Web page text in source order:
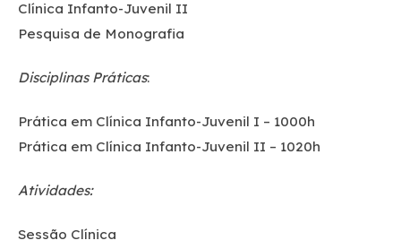
Clínica Infanto-Juvenil II
Pesquisa de Monografia
Disciplinas Práticas:
Prática em Clínica Infanto-Juvenil I – 1000h
Prática em Clínica Infanto-Juvenil II – 1020h
Atividades:
Sessão Clínica